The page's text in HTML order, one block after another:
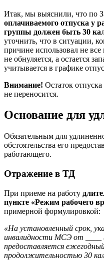
Итак, мы выяснили, что по
оплачиваемого отпуска у
группы должен быть 30
уточнить, что в ситуации,
причине использовал не
не обнуляется, а остается
учитывается в графике
Внимание! Остаток
не переносится.
Основание для
Обязательным для
обстоятельства его
работающего.
Отражение в ТД
При приеме на работу
пункте «Режим рабочего
примерной формулировкой:
«На установленный срок,
инвалидности МСЭ от ____
предоставляется
продолжительностью 30